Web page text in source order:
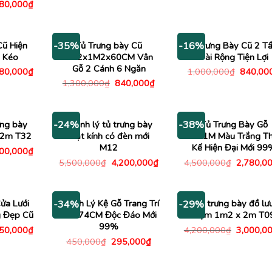
₫Giá
3,480,000₫.
Hiện
Kéo
₫Giá
-35%Tủ Trưng bày Cũ
1M2x1M2x60CM Vân
Gỗ 2 Cánh 6 Ngăn
1,300,000₫ Giá
840,000₫Giá
840,000₫.
-16%
Kệ Trưng Bày Cũ 2
Dài Rộng Tiện Lợi
1,000,000₫ Giá
bày
T32
₫Giá
-24%
Thanh lý tủ trưng bày
mặt kính có đèn mới
M12
5,500,000₫ Giá
gốc
4,200,000₫Giá
4,200,000₫.
-38%Tủ Trưng Bày Gỗ
2MX1M Màu Trắng
Kế Hiện Đại Mới
4,500,000₫ Giá
gốc
Lưới
Đẹp Cũ
₫Giá
-34%
Thanh Lý Kệ Gỗ Trang Trí
1Mx74CM Độc Đáo Mới
99%
450,000₫ Giá
295,000₫Giá
-29%Tủ trưng bày đồ
niệm 1m2 x 2m
4,200,000₫ Giá
gốc